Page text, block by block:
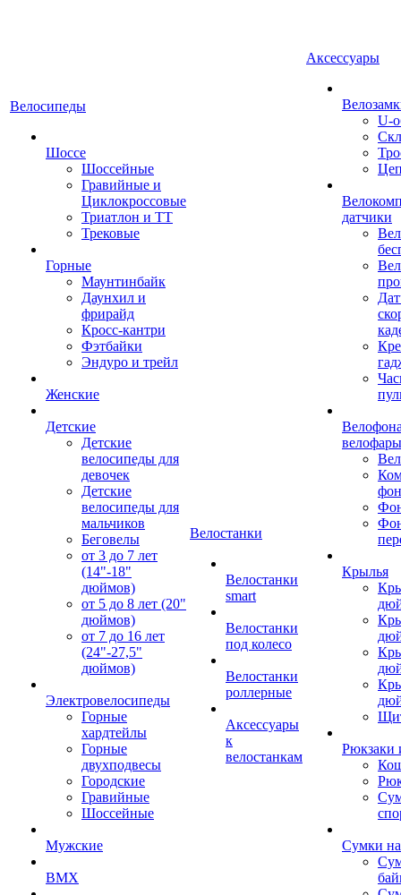
Велосипеды
Шоссе
Шоссейные
Гравийные и
Циклокроссовые
Триатлон и ТТ
Трековые
Горные
Маунтинбайк
Даунхил и
фрирайд
Кросс-кантри
Фэтбайки
Эндуро и трейл
Женские
Детские
Детские
велосипеды для
девочек
Детские
велосипеды для
мальчиков
Беговелы
от 3 до 7 лет
(14"-18"
дюймов)
от 5 до 8 лет (20"
дюймов)
от 7 до 16 лет
(24"-27,5"
дюймов)
Электровелосипеды
Горные
хардтейлы
Горные
двухподвесы
Городские
Гравийные
Шоссейные
Мужские
BMX
Велостанки
Велостанки
smart
Велостанки
под колесо
Велостанки
роллерные
Аксессуары
к
велостанкам
Аксессуары
U-
датчики
велофары
Крылья
Рюкзаки
Сумки